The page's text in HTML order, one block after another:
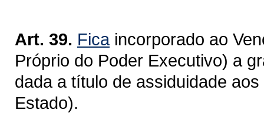
Art. 39. Ficaincorporado ao
Próprio do Poder Executivo) a
dada a título de assiduidade
Estado).